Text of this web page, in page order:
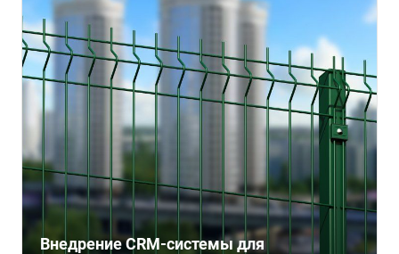
Внедрение CRM-системы для